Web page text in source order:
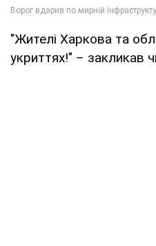
"Жителі Харкова та
укриттях!" – закликав